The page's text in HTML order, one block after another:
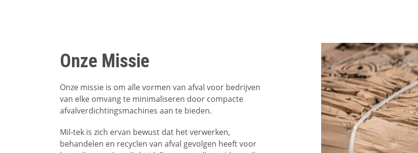
Onze Missie
Onze missie is om alle vormen van afval voor bedrijven
van elke omvang te minimaliseren door compacte
afvalverdichtingsmachines aan te bieden.
Mil-tek is zich ervan bewust dat het verwerken,
behandelen en recyclen van afval gevolgen heeft voor